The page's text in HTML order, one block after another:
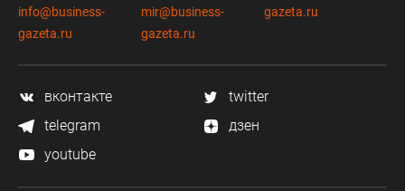
info@business-
gazeta.ru
mir@business-
gazeta.ru
gazeta.ru
вконтакте
twitter
telegram
дзен
youtube